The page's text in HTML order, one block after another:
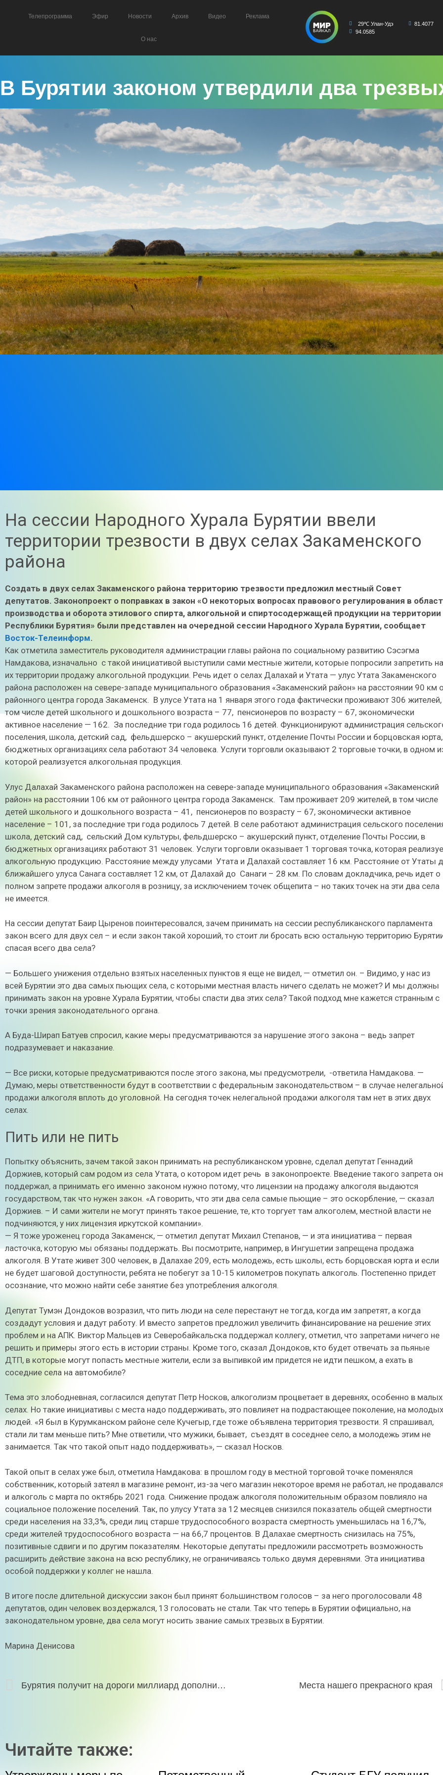
Телепрограмма Эфир Новости Архив Видео Реклама
О нас
29℃ Улан-Удэ
81.4077
94.0585
В Бурятии законом утвердили два
На сессии Народного Хурала Бурятии ввели
территории трезвости в двух селах Закаменского
района
Создать в двух селах Закаменского района территорию трезвости предложил местный Совет
депутатов. Законопроект о поправках в закон «О некоторых вопросах правового регулирования в
производства и оборота этилового спирта, алкогольной и спиртосодержащей продукции на территории
Республики Бурятия» были представлен на очередной сессии Народного Хурала Бурятии, сообщает
Восток-Телеинформ.
Как отметила заместитель руководителя администрации главы района по социальному развитию Сэсэгма
Намдакова, изначально с такой инициативой выступили сами местные жители, которые попросили запретить на
их территории продажу алкогольной продукции. Речь идет о селах Далахай и Утата — улус Утата Закаменского
района расположен на севере-западе муниципального образования «Закаменский район» на расстоянии 90 км
районного центра города Закаменск. В улусе Утата на 1 января этого года фактически проживают 306 жителей,
том числе детей школьного и дошкольного возраста – 77, пенсионеров по возрасту – 67, экономически
активное население — 162. За последние три года родилось 16 детей. Функционируют администрация
поселения, школа, детский сад, фельдшерско – акушерский пункт, отделение Почты России и борцовская
бюджетных организациях села работают 34 человека. Услуги торговли оказывают 2 торговые точки, в одном
которой реализуется алкогольная продукция.
Улус Далахай Закаменского района расположен на севере-западе муниципального образования «Закаменский
район» на расстоянии 106 км от районного центра города Закаменск. Там проживает 209 жителей, в том числе
детей школьного и дошкольного возраста – 41, пенсионеров по возрасту – 67, экономически активное
население – 101, за последние три года родилось 7 детей. В селе работают администрация сельского
школа, детский сад, сельский Дом культуры, фельдшерско – акушерский пункт, отделение Почты России, в
бюджетных организациях работают 31 человек. Услуги торговли оказывает 1 торговая точка, которая
алкогольную продукцию. Расстояние между улусами Утата и Далахай составляет 16 км. Расстояние от Утаты
ближайшего улуса Санага составляет 12 км, от Далахай до Санаги – 28 км. По словам докладчика, речь идет о
полном запрете продажи алкоголя в розницу, за исключением точек общепита – но таких точек на эти два села
не имеется.
На сессии депутат Баир Цыренов поинтересовался, зачем принимать на сессии республиканского парламента
закон всего для двух сел – и если закон такой хороший, то стоит ли бросать всю остальную территорию
спасая всего два села?
— Большего унижения отдельно взятых населенных пунктов я еще не видел, — отметил он. – Видимо, у нас из
всей Бурятии это два самых пьющих села, с которыми местная власть ничего сделать не может? И мы должны
принимать закон на уровне Хурала Бурятии, чтобы спасти два этих села? Такой подход мне кажется странным с
точки зрения законодательного органа.
А Буда-Ширап Батуев спросил, какие меры предусматриваются за нарушение этого закона – ведь запрет
подразумевает и наказание.
— Все риски, которые предусматриваются после этого закона, мы предусмотрели, -ответила Намдакова. —
Думаю, меры ответственности будут в соответствии с федеральным законодательством – в случае
продажи алкоголя вплоть до уголовной. На сегодня точек нелегальной продажи алкоголя там нет в этих двух
селах.
Пить или не пить
Попытку объяснить, зачем такой закон принимать на республиканском уровне, сделал депутат Геннадий
Доржиев, который сам родом из села Утата, о котором идет речь в законопроекте. Введение такого запрета он
поддержал, а принимать его именно законом нужно потому, что лицензии на продажу алкоголя выдаются
государством, так что нужен закон. «А говорить, что эти два села самые пьющие – это оскорбление, — сказал
Доржиев. – И сами жители не могут принять такое решение, те, кто торгует там алкоголем, местной власти не
подчиняются, у них лицензия иркутской компании».
— Я тоже уроженец города Закаменск, — отметил депутат Михаил Степанов, — и эта инициатива – первая
ласточка, которую мы обязаны поддержать. Вы посмотрите, например, в Ингушетии запрещена продажа
алкоголя. В Утате живет 300 человек, в Далахае 209, есть молодежь, есть школы, есть борцовская юрта и если
не будет шаговой доступности, ребята не побегут за 10-15 километров покупать алкоголь. Постепенно придет
осознание, что можно найти себе занятие без употребления алкоголя.
Депутат Тумэн Дондоков возразил, что пить люди на селе перестанут не тогда, когда им запретят, а когда
создадут условия и дадут работу. И вместо запретов предложил увеличить финансирование на решение этих
проблем и на АПК. Виктор Мальцев из Северобайкальска поддержал коллегу, отметил, что запретами ничего не
решить и примеры этого есть в истории страны. Кроме того, сказал Дондоков, кто будет отвечать за пьяные
ДТП, в которые могут попасть местные жители, если за выпивкой им придется не идти пешком, а ехать в
соседние села на автомобиле?
Тема это злободневная, согласился депутат Петр Носков, алкоголизм процветает в деревнях, особенно в малых
селах. Но такие инициативы с места надо поддерживать, это повлияет на подрастающее поколение, на молодых
людей. «Я был в Курумканском районе селе Кучегыр, где тоже объявлена территория трезвости. Я спрашивал,
стали ли там меньше пить? Мне ответили, что мужики, бывает, съездят в соседнее село, а молодежь этим не
занимается. Так что такой опыт надо поддерживать», — сказал Носков.
Такой опыт в селах уже был, отметила Намдакова: в прошлом году в местной торговой точке поменялся
собственник, который затеял в магазине ремонт, из-за чего магазин некоторое время не работал, не
и алкоголь с марта по октябрь 2021 года. Снижение продаж алкоголя положительным образом повлияло на
социальное положение поселений. Так, по улусу Утата за 12 месяцев снизился показатель общей смертности
среди населения на 33,3%, среди лиц старше трудоспособного возраста смертность уменьшилась на 16,7%,
среди жителей трудоспособного возраста — на 66,7 процентов. В Далахае смертность снизилась на 75%,
позитивные сдвиги и по другим показателям. Некоторые депутаты предложили рассмотреть возможность
расширить действие закона на всю республику, не ограничиваясь только двумя деревнями. Эта инициатива
особой поддержки у коллег не нашла.
В итоге после длительной дискуссии закон был принят большинством голосов – за него проголосовали 48
депутатов, один человек воздержался, 13 голосовать не стали. Так что теперь в Бурятии официально, на
законодательном уровне, два села могут носить звание самых трезвых в Бурятии.
Марина Денисова
Бурятия получит на дороги миллиард дополнительных рублей Места нашего прекрасного края
Читайте также: